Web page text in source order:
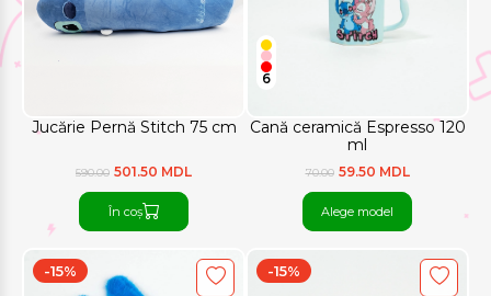
Jucărie Pernă Stitch 75 cm
590.00 501.50 MDL
În coș
Cană ceramică Espresso 120
ml
6
70.00 59.50 MDL
Alege model
-15% -15%